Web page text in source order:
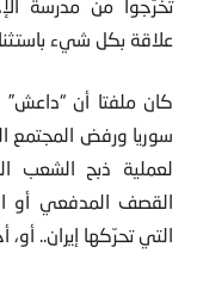
تخرّجوا من مدرسة
علاقة بكل شيء
كان ملفتا أن “داعش”
سوريا ورفض المجتمع
لعملية ذبح الشعب
القصف المدفعي أو
التي تحرّكها إيران..